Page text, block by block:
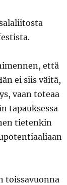
että
ei siis väitä,
vaan toteaa
tapauksessa
tietenkin
toissavuonna